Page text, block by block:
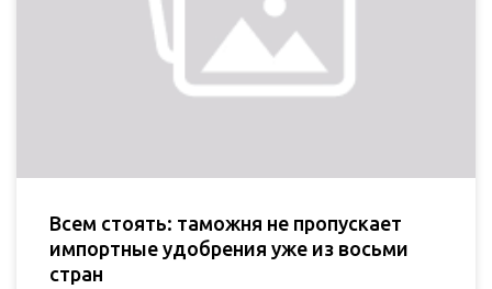
Всем стоять: таможня не пропускает
импортные удобрения уже из восьми
стран